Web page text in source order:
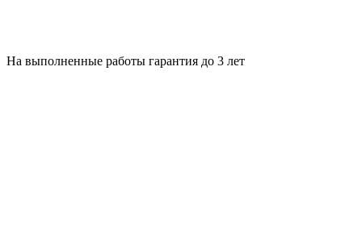
На выполненные работы гарантия до 3 лет